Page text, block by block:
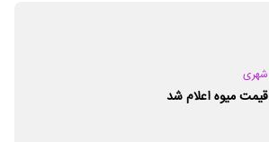
شهری
قیمت میوه اعلام شد